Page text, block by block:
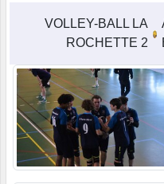
VOLLEY-BALL LA
ROCHETTE 2